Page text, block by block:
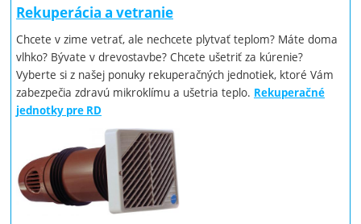
Rekuperácia a vetranie
Chcete v zime vetrať, ale nechcete plytvať teplom? Máte doma
vlhko? Bývate v drevostavbe? Chcete ušetriť za kúrenie?
Vyberte si z našej ponuky rekuperačných jednotiek, ktoré Vám
zabezpečia zdravú mikroklímu a ušetria teplo. Rekuperačné
jednotky pre RD